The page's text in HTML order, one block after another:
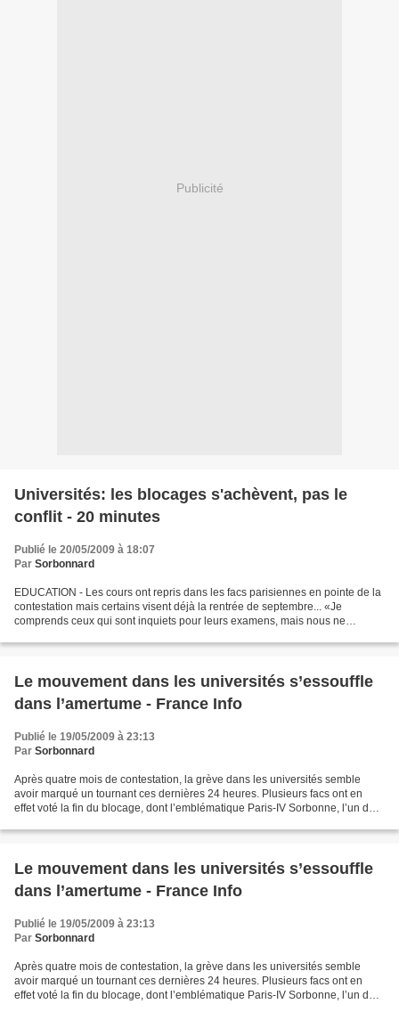
Publicité
Universités: les blocages s'achèvent, pas le
conflit - 20 minutes
Publié le 20/05/2009 à 18:07
Par Sorbonnard
EDUCATION - Les cours ont repris dans les facs parisiennes en pointe de la
contestation mais certains visent déjà la rentrée de septembre... «Je
comprends ceux qui sont inquiets pour leurs examens, mais nous ne
Le mouvement dans les universités s’essouffle
dans l’amertume - France Info
Publié le 19/05/2009 à 23:13
Par Sorbonnard
Après quatre mois de contestation, la grève dans les universités semble
avoir marqué un tournant ces dernières 24 heures. Plusieurs facs ont en
effet voté la fin du blocage, dont l’emblématique Paris-IV Sorbonne, l’un des
Le mouvement dans les universités s’essouffle
dans l’amertume - France Info
Publié le 19/05/2009 à 23:13
Par Sorbonnard
Après quatre mois de contestation, la grève dans les universités semble
avoir marqué un tournant ces dernières 24 heures. Plusieurs facs ont en
effet voté la fin du blocage, dont l’emblématique Paris-IV Sorbonne, l’un des